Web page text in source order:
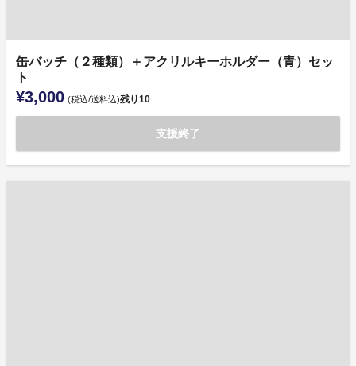
缶バッチ（２種類）＋アクリルキーホルダー（青）セッ
ト
¥3,000 (税込/送料込)残り10
支援終了